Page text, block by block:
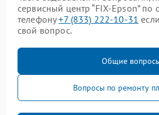
сервисный центр “FIX-Epson” по
телефону+7 (833) 222-10-31
свой вопрос.
Общие
Вопросы по ремонту